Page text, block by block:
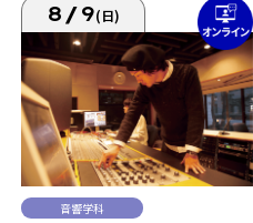
8/9(日)
音響学科